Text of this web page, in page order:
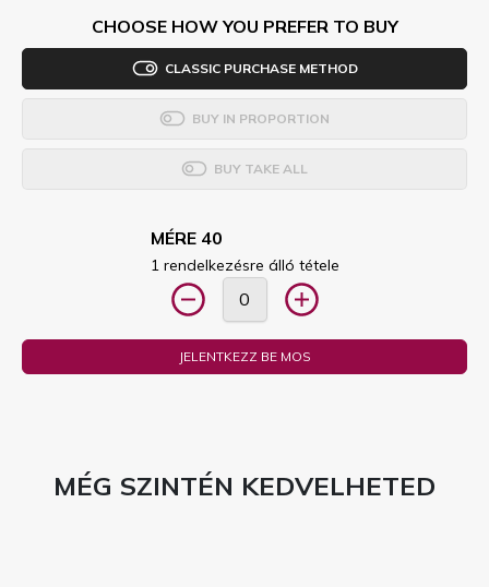
CHOOSE HOW YOU PREFER TO BUY
CLASSIC PURCHASE METHOD
BUY IN PROPORTION
BUY TAKE ALL
MÉRE 40
1 rendelkezésre álló tétele
JELENTKEZZ BE MOS
MÉG SZINTÉN KEDVELHETED